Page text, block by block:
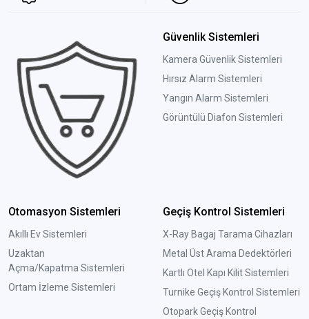
Güvenlik Sistemleri
Kamera Güvenlik Sistemleri
Hırsız Alarm Sistemleri
Yangın Alarm Sistemleri
Görüntülü Diafon Sistemleri
Otomasyon Sistemleri
Akıllı Ev Sistemleri
Uzaktan
Açma/Kapatma Sistemleri
Ortam İzleme Sistemleri
Geçiş Kontrol Sistemleri
X-Ray Bagaj Tarama Cihazları
Metal Üst Arama Dedektörleri
Kartlı Otel Kapı Kilit Sistemleri
Turnike Geçiş Kontrol Sistemleri
Otopark Geçiş Kontrol